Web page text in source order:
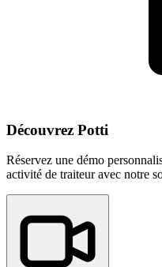
Découvrez Potti
Réservez une démo
activité de traiteur avec notre